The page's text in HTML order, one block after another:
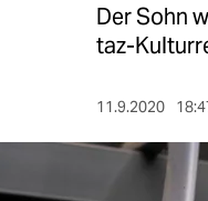
Der Sohn
taz-
11.9.2020